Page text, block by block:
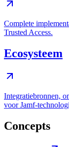
Complete
Trusted Access.
Ecosysteem
Integratiebronnen,
voor Jamf-
Concepts